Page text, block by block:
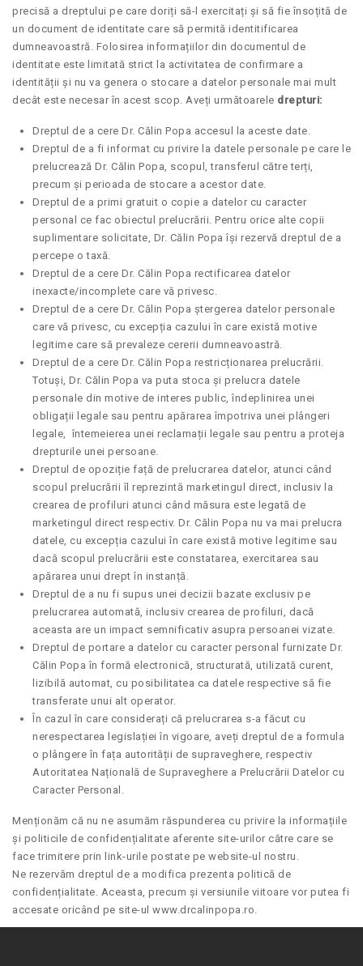
precisă a dreptului pe care doriți să-l exercitați și să fie însoțită de
un document de identitate care să permită identitificarea
dumneavoastră. Folosirea informațiilor din documentul de
identitate este limitată strict la activitatea de confirmare a
identității și nu va genera o stocare a datelor personale mai mult
decât este necesar în acest scop. Aveți următoarele drepturi:
Dreptul de a cere Dr. Călin Popa accesul la aceste date.
Dreptul de a fi informat cu privire la datele personale pe care le
prelucrează Dr. Călin Popa, scopul, transferul către terți,
precum și perioada de stocare a acestor date.
Dreptul de a primi gratuit o copie a datelor cu caracter
personal ce fac obiectul prelucrării. Pentru orice alte copii
suplimentare solicitate, Dr. Călin Popa își rezervă dreptul de a
percepe o taxă.
Dreptul de a cere Dr. Călin Popa rectificarea datelor
inexacte/incomplete care vă privesc.
Dreptul de a cere Dr. Călin Popa ștergerea datelor personale
care vă privesc, cu excepția cazului în care există motive
legitime care să prevaleze cererii dumneavoastră.
Dreptul de a cere Dr. Călin Popa restricționarea prelucrării.
Totuși, Dr. Călin Popa va puta stoca și prelucra datele
personale din motive de interes public, îndeplinirea unei
obligații legale sau pentru apărarea împotriva unei plângeri
legale, întemeierea unei reclamații legale sau pentru a proteja
drepturile unei persoane.
Dreptul de opoziție față de prelucrarea datelor, atunci când
scopul prelucrării îl reprezintă marketingul direct, inclusiv la
crearea de profiluri atunci când măsura este legată de
marketingul direct respectiv. Dr. Călin Popa nu va mai prelucra
datele, cu excepția cazului în care există motive legitime sau
dacă scopul prelucrării este constatarea, exercitarea sau
apărarea unui drept în instanță.
Dreptul de a nu fi supus unei decizii bazate exclusiv pe
prelucrarea automată, inclusiv crearea de profiluri, dacă
aceasta are un impact semnificativ asupra persoanei vizate.
Dreptul de portare a datelor cu caracter personal furnizate Dr.
Călin Popa în formă electronică, structurată, utilizată curent,
lizibilă automat, cu posibilitatea ca datele respective să fie
transferate unui alt operator.
În cazul în care considerați că prelucrarea s-a făcut cu
nerespectarea legislației în vigoare, aveți dreptul de a formula
o plângere în fața autorității de supraveghere, respectiv
Autoritatea Națională de Supraveghere a Prelucrării Datelor cu
Caracter Personal.
Menționăm că nu ne asumăm răspunderea cu privire la informațiile
și politicile de confidențialitate aferente site-urilor către care se
face trimitere prin link-urile postate pe website-ul nostru.
Ne rezervăm dreptul de a modifica prezenta politică de
confidențialitate. Aceasta, precum și versiunile viitoare vor putea fi
accesate oricând pe site-ul www.drcalinpopa.ro.